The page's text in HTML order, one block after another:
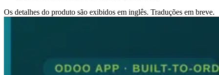
Os detalhes do produto são exibidos em inglês. Traduções em breve.